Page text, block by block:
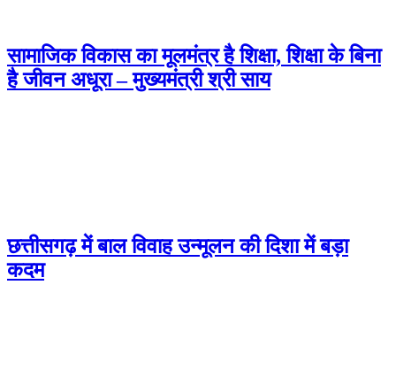
सामाजिक विकास का मूलमंत्र है शिक्षा, शिक्षा के बिना
है जीवन अधूरा – मुख्यमंत्री श्री साय
छत्तीसगढ़ में बाल विवाह उन्मूलन की दिशा में बड़ा
कदम